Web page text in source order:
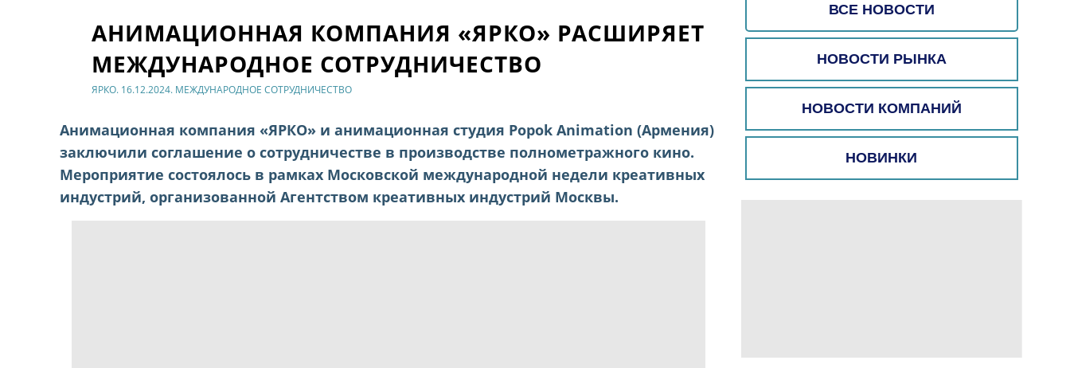
ВСЕ НОВОСТИ
НОВОСТИ РЫНКА
НОВОСТИ КОМПАНИЙ
НОВИНКИ
АНИМАЦИОННАЯ КОМПАНИЯ «ЯРКО» РАСШИРЯЕТ
МЕЖДУНАРОДНОЕ СОТРУДНИЧЕСТВО
ЯРКО. 16.12.2024. МЕЖДУНАРОДНОЕ СОТРУДНИЧЕСТВО
Анимационная компания «ЯРКО» и анимационная студия Popok Animation (Армения)
заключили соглашение о сотрудничестве в производстве полнометражного кино.
Мероприятие состоялось в рамках Московской международной недели креативных
индустрий, организованной Агентством креативных индустрий Москвы.